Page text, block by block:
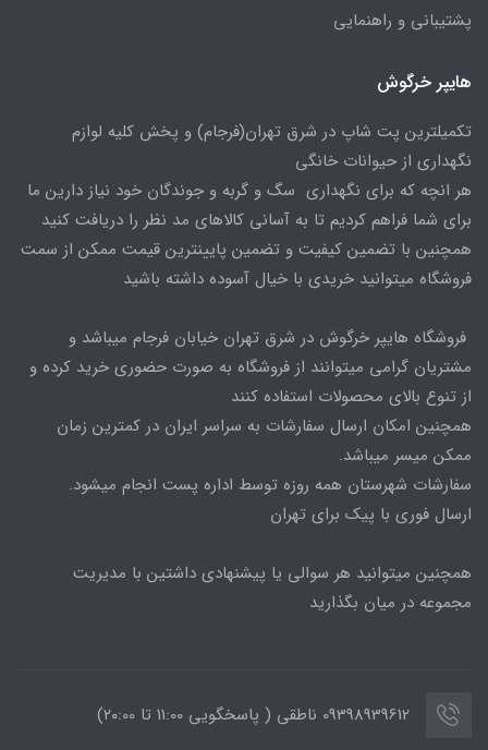
پشتیبانی و راهنمایی
هایپر خرگوش
تکمیلترین پت شاپ در شرق تهران(فرجام) و پخش کلیه لوازم
نگهداری از حیوانات خانگی
هر انچه که برای نگهداری سگ و گربه و جوندگان خود نیاز دارین ما
برای شما فراهم کردیم تا به آسانی کالاهای مد نظر را دریافت کنید
همچنین با تضمین کیفیت و تضمین پایینترین قیمت ممکن از سمت
فروشگاه میتوانید خریدی با خیال آسوده داشته باشید
فروشگاه هایپر خرگوش در شرق تهران خیابان فرجام میباشد و
مشتریان گرامی میتوانند از فروشگاه به صورت حضوری خرید کرده و
از تنوع بالای محصولات استفاده کنند
همچنین امکان ارسال سفارشات به سراسر ایران در کمترین زمان
ممکن میسر میباشد.
سفارشات شهرستان همه روزه توسط اداره پست انجام میشود.
ارسال فوری با پیک برای تهران
همچنین میتوانید هر سوالی یا پیشنهادی داشتین با مدیریت
مجموعه در میان بگذارید
09398939612 ناطقی ( پاسخگویی 11:00 تا ۲۰:00)